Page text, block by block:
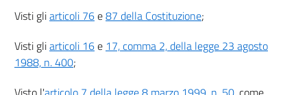
Permesso di costruire
Sezione I
Visti gliarticoli 76e87 della Costituzione;
Visti gliarticoli 16e 17, comma 2, della legge 23 agosto
1988, n. 400;